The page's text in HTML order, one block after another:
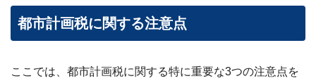
都市計画税に関する注意点
ここでは、都市計画税に関する特に重要な3つの注意点を